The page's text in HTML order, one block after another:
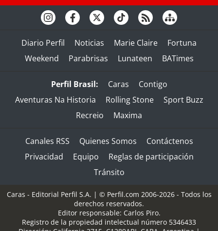
Diario Perfil Noticias Marie Claire
Fortuna
Weekend
Parabrisas Lunateen BATimes
Perfil Brasil: Caras
Contigo
Aventuras Na Historia
Rolling Stone
Sport Buzz
Recreio
Maxima
Canales RSS Quienes Somos
Contáctenos
Privacidad
Equipo
Reglas de participación
Tránsito
Caras - Editorial Perfil S.A. | © Perfil.com 2006-2026 - Todos los
derechos reservados.
Editor responsable: Carlos Piro.
Registro de la propiedad intelectual número 5346433